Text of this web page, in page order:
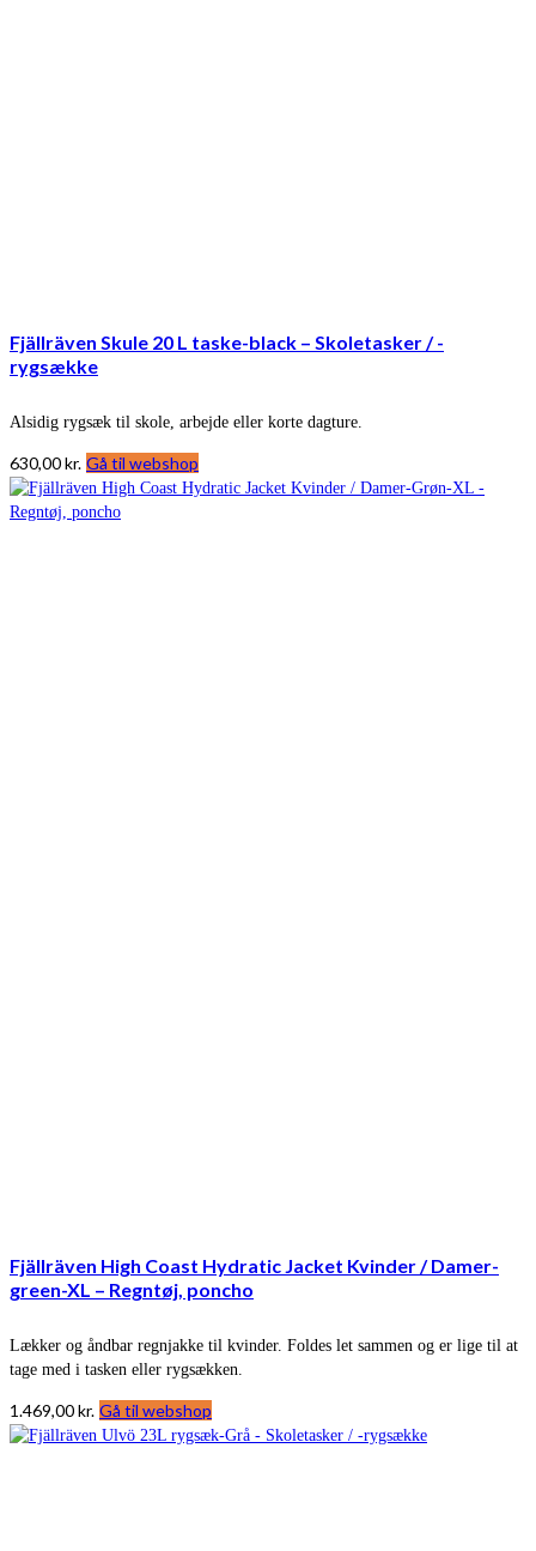
Fjällräven Skule 20 L taske-black – Skoletasker / -
rygsække
Alsidig rygsæk til skole, arbejde eller korte dagture.
630,00kr. Gå til webshop
Fjällräven High Coast Hydratic Jacket Kvinder / Damer-
green-XL – Regntøj, poncho
Lækker og åndbar regnjakke til kvinder. Foldes let sammen og er lige til at
tage med i tasken eller rygsækken.
1.469,00kr. Gå til webshop